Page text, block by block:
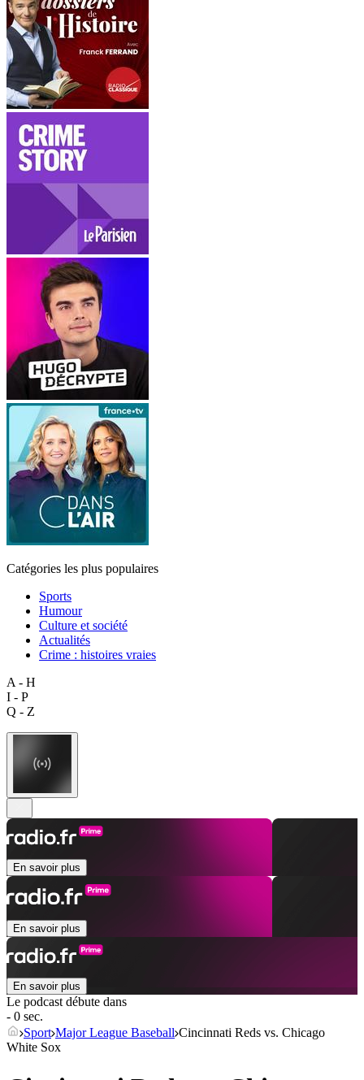
Catégories les plus populaires
Sports
Humour
Culture et société
Actualités
Crime : histoires vraies
A - H
I - P
Q - Z
En savoir plus
En savoir plus
En savoir plus
Le podcast débute dans
- 0 sec.
Sport Major League Baseball Cincinnati Reds vs. Chicago
White Sox